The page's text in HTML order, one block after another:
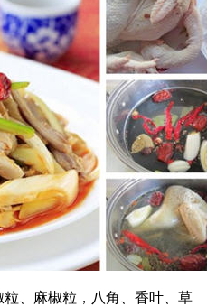
、麻椒粒，八角、香叶、草